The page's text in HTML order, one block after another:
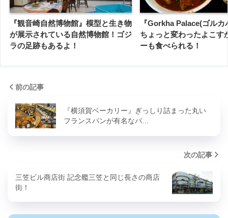
『観音崎自然博物館』模型と生き物
が展示されている自然博物館！ゴジ
ラの足跡もあるよ！
『Gorkha Palace(ゴルカ
ちょっと変わったよこす
ーも食べられる！
前の記事
『横須賀ベーカリー』ぎっしり詰まった丸い
フランスパンが有名なパ…
次の記事
三笠ビル商店街 記念艦三笠と同じ長さの商店
街！